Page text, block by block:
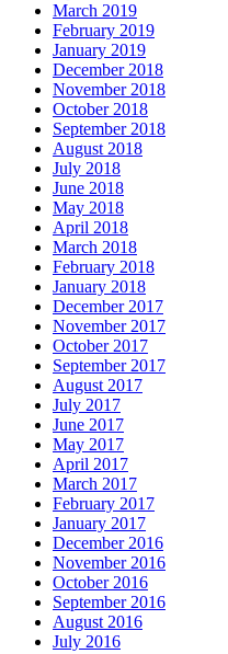
March 2019
February 2019
January 2019
December 2018
November 2018
October 2018
September 2018
August 2018
July 2018
June 2018
May 2018
April 2018
March 2018
February 2018
January 2018
December 2017
November 2017
October 2017
September 2017
August 2017
July 2017
June 2017
May 2017
April 2017
March 2017
February 2017
January 2017
December 2016
November 2016
October 2016
September 2016
August 2016
July 2016